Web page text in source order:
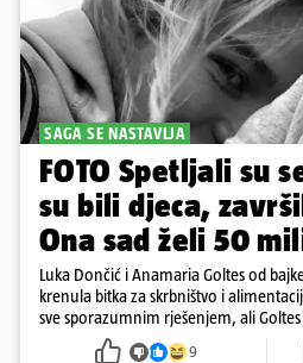
SAGA SE NASTAVLJA
FOTO Spetljali su
su bili djeca,
Ona sad želi 50
Luka Dončić i Anamaria Goltes od
krenula bitka za skrbništvo i
sve sporazumnim rješenjem, ali
u Sloveniji
9